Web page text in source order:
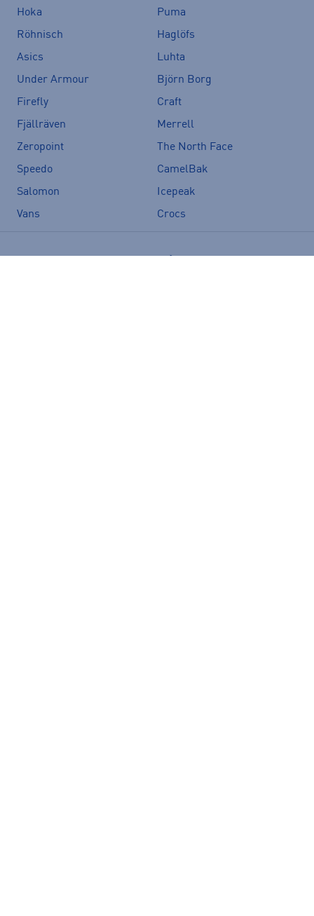
Hoka
Puma
Röhnisch
Haglöfs
Asics
Luhta
Under Armour
Björn Borg
Firefly
Craft
Fjällräven
Merrell
Zeropoint
The North Face
Speedo
CamelBak
Salomon
Icepeak
Vans
Crocs